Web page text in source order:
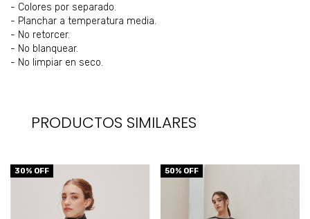
- Colores por separado.
- Planchar a temperatura media.
- No retorcer.
- No blanquear.
- No limpiar en seco.
PRODUCTOS SIMILARES
30% OFF 50% OFF